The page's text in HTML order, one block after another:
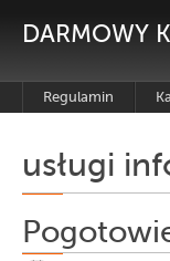
DARMOWY
Regulamin
usługi